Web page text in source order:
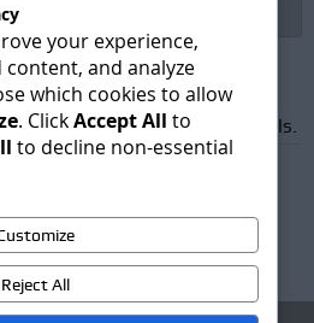
*
and promotional emails.
your experience,
and analyze
which cookies to allow
. ClickAccept All to
to decline non-essential
Reject All